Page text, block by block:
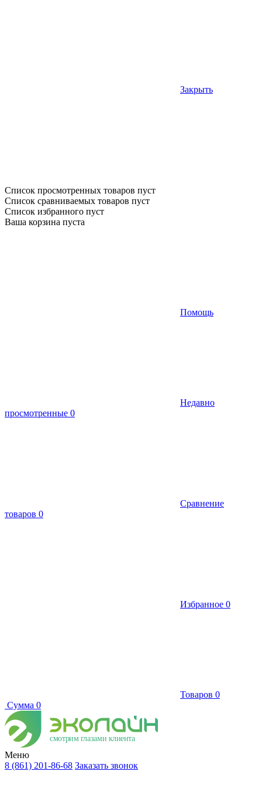
Закрыть
Список просмотренных товаров пуст
Список сравниваемых товаров пуст
Список избранного пуст
Ваша корзина пуста
Помощь
Недавно
просмотренные 0
Сравнение
товаров 0
Избранное 0
Товаров 0
Сумма 0
смотрим глазами клиента
Меню
8 (861) 201-86-68 Заказать звонок